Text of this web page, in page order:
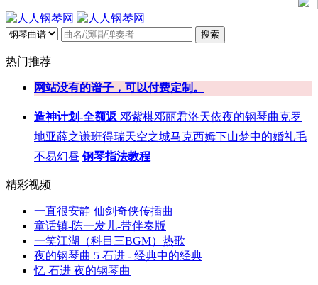
搜索
热门推荐
网站没有的谱子，可以付费定制。
造神计划-全额返 邓紫棋邓丽君洛天依夜的钢琴曲克罗
地亚薛之谦班得瑞天空之城马克西姆下山梦中的婚礼毛
不易幻昼 钢琴指法教程
精彩视频
一直很安静 仙剑奇侠传插曲
童话镇-陈一发儿-带伴奏版
一笑江湖（科目三BGM）热歌
夜的钢琴曲 5 石进 - 经典中的经典
忆 石进 夜的钢琴曲